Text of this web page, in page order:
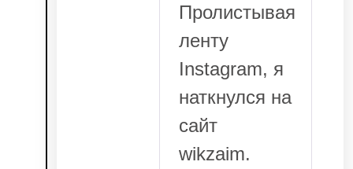
Пролистывая
ленту
Instagram, я
наткнулся на
сайт
wikzaim.